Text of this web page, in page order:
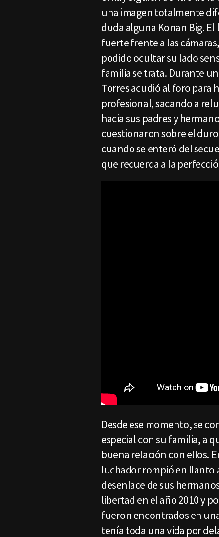
una imagen totalmente
duda alguna Konan Big.
fuerte frente a las
podido ocultar su lado
familia se trata. Durante
Torres acudió al foro para
profesional, sacando a
hacia sus padres y
cuestionaron sobre el
cuando se enteró del
que recuerda a la
Desde ese momento, se
especial con su familia, a
buena relación con ellos.
luchador rompió en llanto
desenlace de sus
libertad en el año 2010 y
fueron encontrados en
tenía toda una vida por